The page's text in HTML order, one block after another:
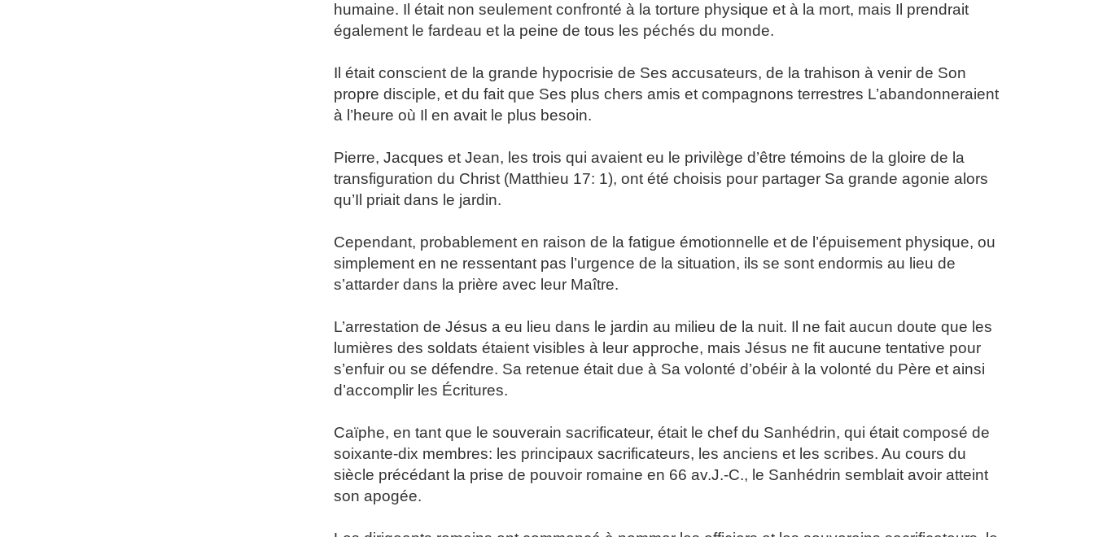
humaine. Il était non seulement confronté à la torture physique et à la mort, mais Il prendrait
également le fardeau et la peine de tous les péchés du monde.
Il était conscient de la grande hypocrisie de Ses accusateurs, de la trahison à venir de Son
propre disciple, et du fait que Ses plus chers amis et compagnons terrestres L’abandonneraient
à l’heure où Il en avait le plus besoin.
Pierre, Jacques et Jean, les trois qui avaient eu le privilège d’être témoins de la gloire de la
transfiguration du Christ (Matthieu 17: 1), ont été choisis pour partager Sa grande agonie alors
qu’Il priait dans le jardin.
Cependant, probablement en raison de la fatigue émotionnelle et de l’épuisement physique, ou
simplement en ne ressentant pas l’urgence de la situation, ils se sont endormis au lieu de
s’attarder dans la prière avec leur Maître.
L’arrestation de Jésus a eu lieu dans le jardin au milieu de la nuit. Il ne fait aucun doute que les
lumières des soldats étaient visibles à leur approche, mais Jésus ne fit aucune tentative pour
s’enfuir ou se défendre. Sa retenue était due à Sa volonté d’obéir à la volonté du Père et ainsi
d’accomplir les Écritures.
Caïphe, en tant que le souverain sacrificateur, était le chef du Sanhédrin, qui était composé de
soixante-dix membres: les principaux sacrificateurs, les anciens et les scribes. Au cours du
siècle précédant la prise de pouvoir romaine en 66 av.J.-C., le Sanhédrin semblait avoir atteint
son apogée.